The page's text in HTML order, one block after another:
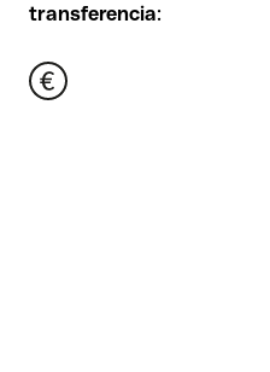
transferencia: